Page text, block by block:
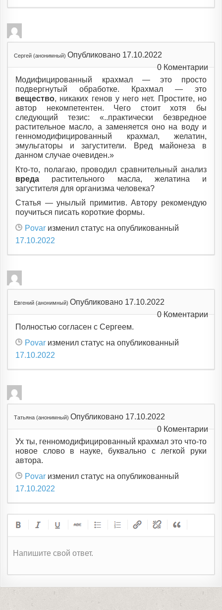
Сергей (анонимный) Опубликовано 17.10.2022
0Коментарии
Модифицированный крахмал — это просто
подвергнутый обработке. Крахмал — это
вещество, никаких генов у него нет. Простите, но
автор некомпетентен. Чего стоит хотя бы
следующий тезис: «..практически безвредное
растительное масло, а заменяется оно на воду и
генномодифицированный крахмал, желатин,
эмульгаторы и загустители. Вред майонеза в
данном случае очевиден.»
Кто-то, полагаю, проводил сравнительный анализ
вреда растительного масла, желатина и
загустителя для организма человека?
Статья — унылый примитив. Автору рекомендую
поучиться писать короткие формы.
Povar изменил статус на опубликованный
17.10.2022
Евгений (анонимный) Опубликовано 17.10.2022
0Коментарии
Полностью согласен с Сергеем.
Povar изменил статус на опубликованный
17.10.2022
Татьяна (анонимный) Опубликовано 17.10.2022
0Коментарии
Ух ты, генномодифицированный крахмал это что-то
новое слово в науке, буквально с легкой руки
автора.
Povar изменил статус на опубликованный
17.10.2022
Напишите свой ответ.